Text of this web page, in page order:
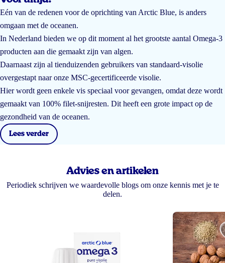
Eén van de redenen voor de oprichting van Arctic Blue, is anders
omgaan met de oceanen.
In Nederland bieden we op dit moment al het grootste aantal Omega-3
producten aan die gemaakt zijn van algen.
Daarnaast zijn al tienduizenden gebruikers van standaard-visolie
overgestapt naar onze MSC-gecertificeerde visolie.
Hier wordt geen enkele vis speciaal voor gevangen, omdat deze wordt
gemaakt van 100% filet-snijresten. Dit heeft een grote impact op de
gezondheid van de oceanen.
Lees verder
Advies en artikelen
Periodiek schrijven we waardevolle blogs om onze kennis met je te
delen.